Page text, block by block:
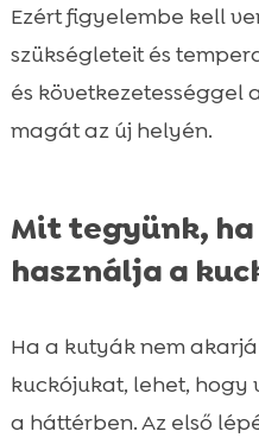
Ezért figyelembe kell
szükségleteit és
és következetességgel
magát az új helyén.
Mit tegyünk,
használja a
Ha a kutyák nem
kuckójukat, lehet,
a háttérben. Az első